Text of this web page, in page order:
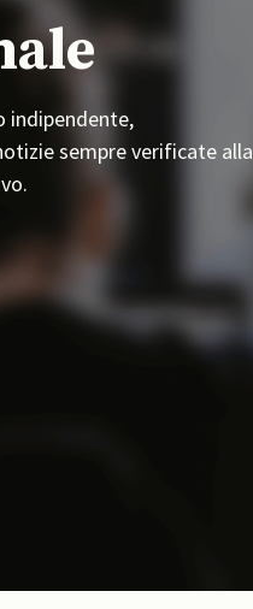
indipendente,
sempre verificate alla